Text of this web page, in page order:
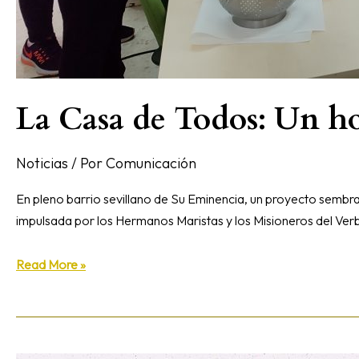
La Casa de Todos: Un
Noticias / PorComunicación
En pleno barrio sevillano de Su Eminencia, un proyecto
impulsada por los Hermanos Maristas y los Misioneros del
Read More »